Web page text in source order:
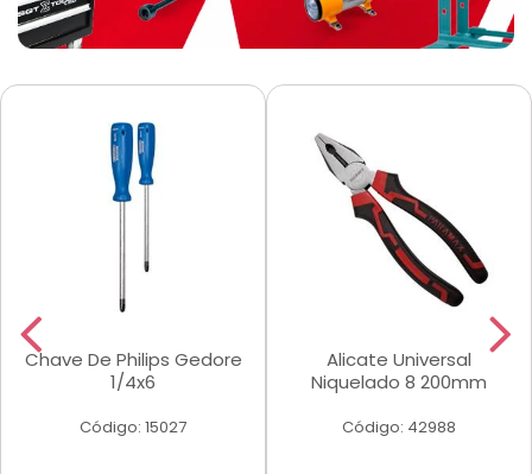
Chave De Philips Gedore
1/4x6
Código: 15027
Alicate Universal
Niquelado 8 200mm
Código: 42988